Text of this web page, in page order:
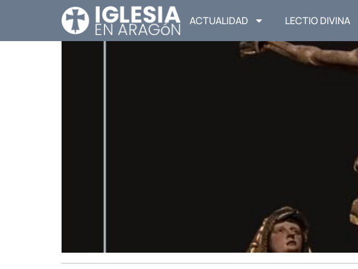
ACTUALIDAD LECTIO DIVINA